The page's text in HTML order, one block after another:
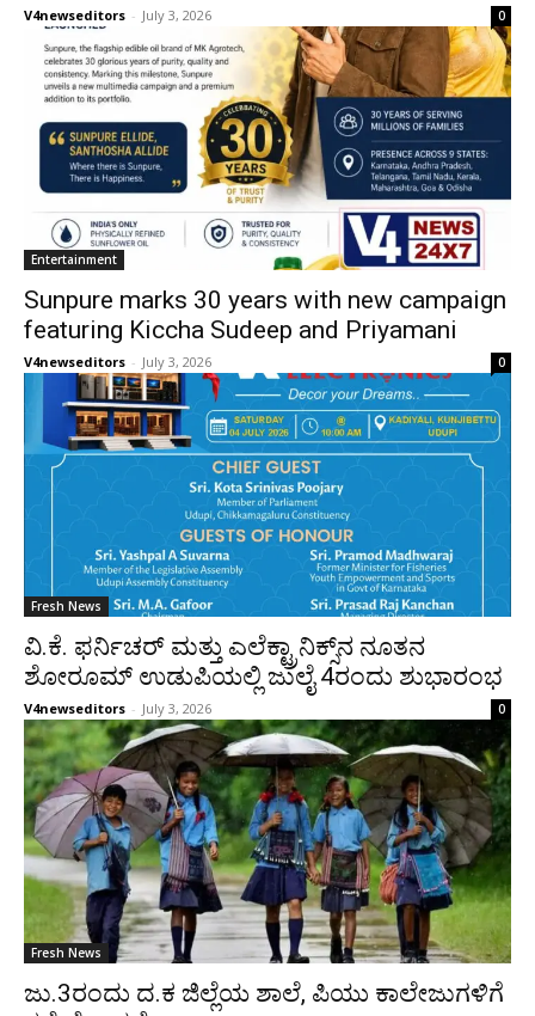
V4newseditors - July 3, 2026 0
Entertainment
Sunpure marks 30 years with new campaign
featuring Kiccha Sudeep and Priyamani
V4newseditors - July 3, 2026 0
Fresh News
ವಿ.ಕೆ. ಫರ್ನಿಚರ್ ಮತ್ತು ಎಲೆಕ್ಟ್ರಾನಿಕ್ಸ್‌ನ ನೂತನ
ಶೋರೂಮ್ ಉಡುಪಿಯಲ್ಲಿ ಜುಲೈ 4ರಂದು ಶುಭಾರಂಭ
V4newseditors - July 3, 2026 0
Fresh News
ಜು.3ರಂದು ದ.ಕ ಜಿಲ್ಲೆಯ ಶಾಲೆ, ಪಿಯು ಕಾಲೇಜುಗಳಿಗೆ